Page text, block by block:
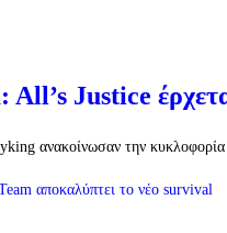
Justice
ανακοίνωσαν την